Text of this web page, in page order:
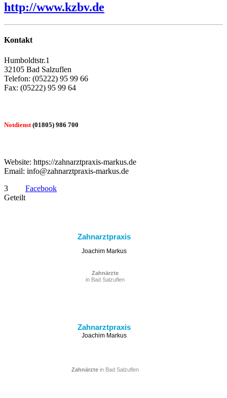
http://www.kzbv.de
Kontakt
Humboldtstr.1
32105 Bad Salzuflen
Telefon: (05222) 95 99 66
Fax: (05222) 95 99 64
Notdienst (01805) 986 700
Website: https://zahnarztpraxis-markus.de
Email: info@zahnarztpraxis-markus.de
3
Geteilt
Facebook
Zahnarztpraxis
Joachim Markus
Zahnärzte
in Bad Salzuflen
Zahnarztpraxis
Joachim Markus
Zahnärztein Bad Salzuflen